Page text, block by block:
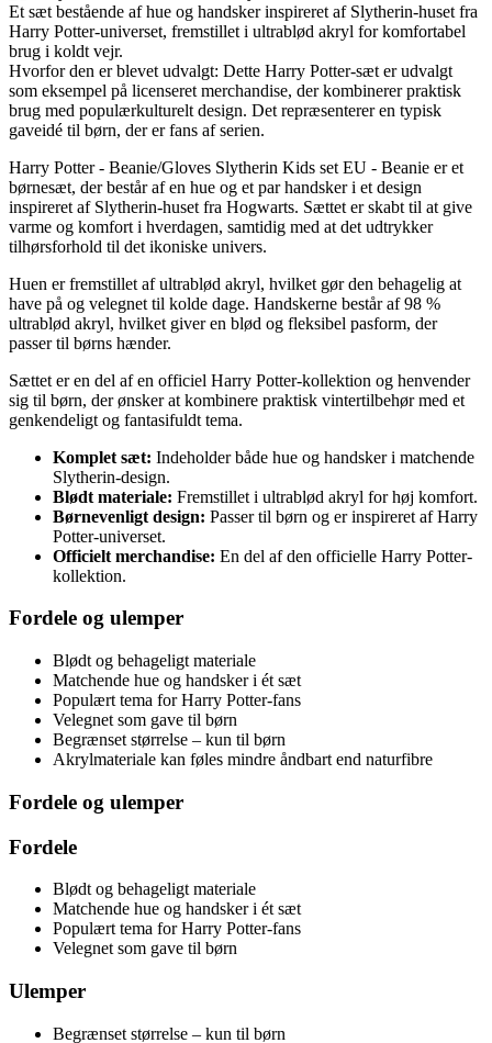
Et sæt bestående af hue og handsker inspireret af Slytherin-huset fra
Harry Potter-universet, fremstillet i ultrablød akryl for komfortabel
brug i koldt vejr.
Hvorfor den er blevet udvalgt: Dette Harry Potter-sæt er udvalgt
som eksempel på licenseret merchandise, der kombinerer praktisk
brug med populærkulturelt design. Det repræsenterer en typisk
gaveidé til børn, der er fans af serien.
Harry Potter - Beanie/Gloves Slytherin Kids set EU - Beanie er et
børnesæt, der består af en hue og et par handsker i et design
inspireret af Slytherin-huset fra Hogwarts. Sættet er skabt til at give
varme og komfort i hverdagen, samtidig med at det udtrykker
tilhørsforhold til det ikoniske univers.
Huen er fremstillet af ultrablød akryl, hvilket gør den behagelig at
have på og velegnet til kolde dage. Handskerne består af 98 %
ultrablød akryl, hvilket giver en blød og fleksibel pasform, der
passer til børns hænder.
Sættet er en del af en officiel Harry Potter-kollektion og henvender
sig til børn, der ønsker at kombinere praktisk vintertilbehør med et
genkendeligt og fantasifuldt tema.
Komplet sæt: Indeholder både hue og handsker i matchende
Slytherin-design.
Blødt materiale: Fremstillet i ultrablød akryl for høj komfort.
Børnevenligt design: Passer til børn og er inspireret af Harry
Potter-universet.
Officielt merchandise: En del af den officielle Harry Potter-
kollektion.
Fordele og ulemper
Blødt og behageligt materiale
Matchende hue og handsker i ét sæt
Populært tema for Harry Potter-fans
Velegnet som gave til børn
Begrænset størrelse – kun til børn
Akrylmateriale kan føles mindre åndbart end naturfibre
Fordele og ulemper
Fordele
Blødt og behageligt materiale
Matchende hue og handsker i ét sæt
Populært tema for Harry Potter-fans
Velegnet som gave til børn
Ulemper
Begrænset størrelse – kun til børn